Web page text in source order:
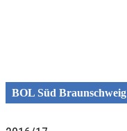
BOL Süd Braunschweig